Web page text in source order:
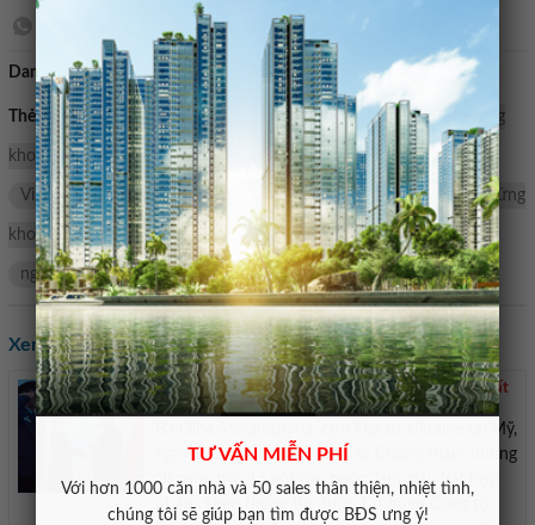
TƯ VẤN MIỄN PHÍ
Với hơn 1000 căn nhà và 50 sales thân thiện, nhiệt tình,
chúng tôi sẽ giúp bạn tìm được BĐS ưng ý!
Danh mục:Bán nhà mặt tiền
Thẻ tìm kiếm: tin tức chứng khoán tin chứng khoán Chứng
khoán HSC chứng khoán hôm nay VJC VPL HSC
VinGroup vê Lịch bất Hàn Sự tin chứng
khoán mới nhất HCM VN-Index VHM VRE VIC
ngân Tăng lại đẩy định của cơ từ
Xem các tin khác:
Cựu Đại sứ Ukraine tại Mỹ bị truy tố vì làm giàu bất
hợp pháp
Bà Olha Stefanishyna, cựu Đại sứ Ukraine tại Mỹ,
ngày 5/8 bị Cơ quan Công tố Chống tham nhũng
Ukraine truy tố với cáo buộc ‘làm giàu bất hợp
pháp’. Theo thông tin được Cơ quan Công tố